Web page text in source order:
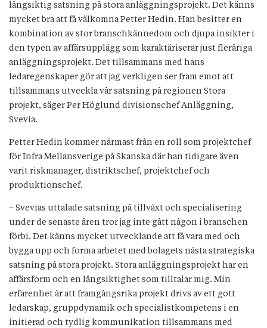
långsiktig satsning på stora anläggningsprojekt. Det känns
mycket bra att få välkomna Petter Hedin. Han besitter en
kombination av stor branschkännedom och djupa insikter i
den typen av affärsupplägg som karaktäriserar just fleråriga
anläggningsprojekt. Det tillsammans med hans
ledaregenskaper gör att jag verkligen ser fram emot att
tillsammans utveckla vår satsning på regionen Stora
projekt, säger Per Höglund divisionschef Anläggning,
Svevia.
Petter Hedin kommer närmast från en roll som projektchef
för Infra Mellansverige på Skanska där han tidigare även
varit riskmanager, distriktschef, projektchef och
produktionschef.
– Svevias uttalade satsning på tillväxt och specialisering
under de senaste åren tror jag inte gått någon i branschen
förbi. Det känns mycket utvecklande att få vara med och
bygga upp och forma arbetet med bolagets nästa strategiska
satsning på stora projekt. Stora anläggningsprojekt har en
affärsform och en långsiktighet som tilltalar mig. Min
erfarenhet är att framgångsrika projekt drivs av ett gott
ledarskap, gruppdynamik och specialistkompetens i en
initierad och tydlig kommunikation tillsammans med